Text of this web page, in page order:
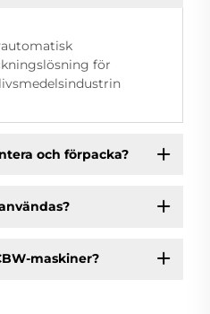
för
och förpacka?
maskiner?